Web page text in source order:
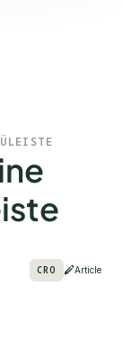
CRO Article